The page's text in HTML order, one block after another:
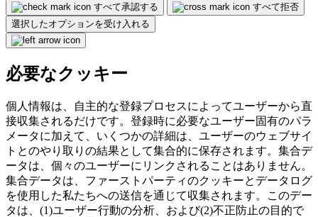
すべて承認する
すべて拒否
選択したオプションを受け入れる
必要なクッキー
個人情報は、自主的な登録プロセスによってユーザーから直
接収集されるだけです。登録時に必要なユーザー固有のパラ
メータに加えて、いくつかの詳細は、ユーザーのウェブサイ
トとのやり取りの結果として集合的に保存されます。集合デ
ータは、個々のユーザーにリンクされることはありません。
集合データは、ファーストパーティのクッキーとデータログ
を使用した私たちへの送信を通じて収集されます。このデー
タは、(1)ユーザー行動の分析、および(2)不正防止の目的で